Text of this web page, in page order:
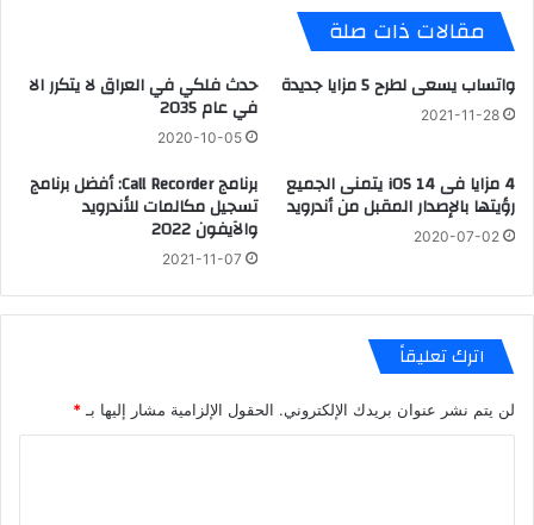
مقالات ذات صلة
واتساب يسعى لطرح 5 مزايا جديدة
2021-11-28
حدث فلكي في العراق لا يتكرر الا
في عام 2035
2020-10-05
4 مزايا فى ‏iOS ‎14 يتمنى الجميع
رؤيتها بالإصدار المقبل من أندرويد
2020-07-02
برنامج Call Recorder: أفضل برنامج
تسجيل مكالمات للأندرويد
والآيفون 2022
2021-11-07
اترك تعليقاً
لن يتم نشر عنوان بريدك الإلكتروني. الحقول الإلزامية مشار إليها بـ *